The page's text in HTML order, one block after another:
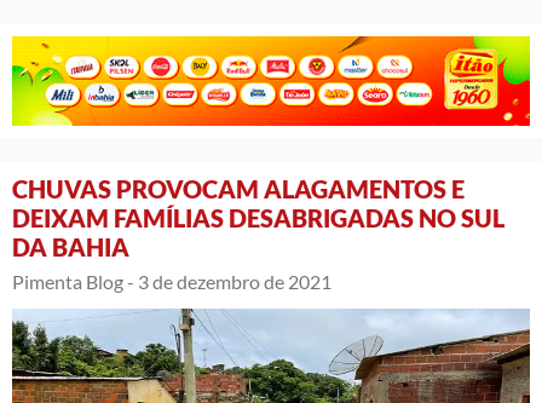
CHUVAS PROVOCAM ALAGAMENTOS E
DEIXAM FAMÍLIAS DESABRIGADAS NO SUL
DA BAHIA
Pimenta Blog - 3 de dezembro de 2021